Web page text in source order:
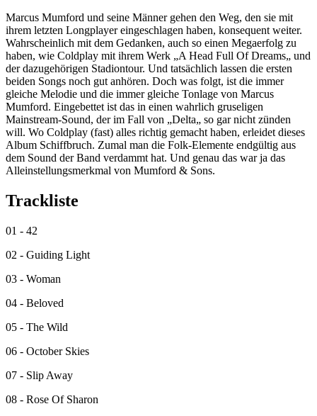
Marcus Mumford und seine Männer gehen den Weg, den sie mit
ihrem letzten Longplayer eingeschlagen haben, konsequent weiter.
Wahrscheinlich mit dem Gedanken, auch so einen Megaerfolg zu
haben, wie Coldplay mit ihrem Werk „A Head Full Of Dreams„ und
der dazugehörigen Stadiontour. Und tatsächlich lassen die ersten
beiden Songs noch gut anhören. Doch was folgt, ist die immer
gleiche Melodie und die immer gleiche Tonlage von Marcus
Mumford. Eingebettet ist das in einen wahrlich gruseligen
Mainstream-Sound, der im Fall von „Delta„ so gar nicht zünden
will. Wo Coldplay (fast) alles richtig gemacht haben, erleidet dieses
Album Schiffbruch. Zumal man die Folk-Elemente endgültig aus
dem Sound der Band verdammt hat. Und genau das war ja das
Alleinstellungsmerkmal von Mumford & Sons.
Trackliste
01 - 42
02 - Guiding Light
03 - Woman
04 - Beloved
05 - The Wild
06 - October Skies
07 - Slip Away
08 - Rose Of Sharon